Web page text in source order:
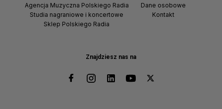
Znajdziesz nas na
Agencja Muzyczna Polskiego Radia
Studia nagraniowe i koncertowe
Sklep Polskiego Radia
Dane osobowe
Kontakt